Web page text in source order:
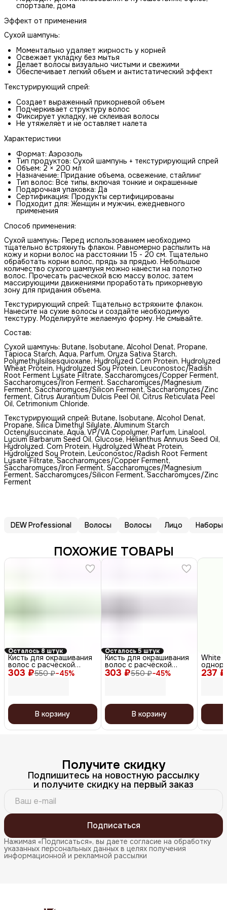
спортзале, дома
Эффект от применения
Сухой шампунь:
Моментально удаляет жирность у корней
Освежает укладку без мытья
Делает волосы визуально чистыми и свежими
Обеспечивает легкий объем и антистатический эффект
Текстурирующий спрей:
Создает выраженный прикорневой объем
Подчеркивает структуру волос
Фиксирует укладку, не склеивая волосы
Не утяжеляет и не оставляет налета
Характеристики
Формат: Аэрозоль
Тип продуктов: Сухой шампунь + текстурирующий спрей
Объем: 2 × 200 мл
Назначение: Придание объема, освежение, стайлинг
Тип волос: Все типы, включая тонкие и окрашенные
Подарочная упаковка: Да
Сертификация: Продукты сертифицированы
Подходит для: Женщин и мужчин, ежедневного
применения
Способ применения:
Сухой шампунь: Перед использованием необходимо
тщательно встряхнуть флакон. Равномерно распылить на
кожу и корни волос на расстоянии 15 - 20 см. Тщательно
обработать корни волос, прядь за прядью. Небольшое
количество сухого шампуня можно нанести на полотно
волос. Прочесать расческой всю массу волос, затем
массирующими движениями проработать прикорневую
зону для придания объема.
Текстурирующий спрей: Тщательно встряхните флакон.
Нанесите на сухие волосы и создайте необходимую
текстуру. Моделируйте желаемую форму. Не смывайте.
Состав:
Сухой шампунь: Butane, Isobutane, Alcohol Denat, Propane,
Tapioca Starch, Aqua, Parfum, Oryza Sativa Starch,
Polymethylsilsesquioxane, Hydrolyzed Corn Protein, Hydrolyzed
Wheat Protein, Hydrolyzed Soy Protein, Leuconostoc/Radish
Root Ferment Lysate Filtrate, Saccharomyces/Copper Ferment,
Saccharomyces/Iron Ferment. Saccharomyces/Magnesium
Ferment, Saccharomyces/Silicon Ferment, Saccharomyces/Zinc
ferment, Citrus Aurantium Dulcis Peel Oil, Citrus Reticulata Peel
Oil, Cetrimonium Chloride.
Текстурирующий спрей: Butane, Isobutane, Alcohol Denat,
Propane, Silica Dimethyl Silylate, Aluminum Starch
Octenylsuccinate, Aqua, VP/VA Copolymer, Parfum, Linalool,
Lycium Barbarum Seed Oil, Glucose, Helianthus Annuus Seed Oil,
Hydrolyzed. Corn Protein, Hydrolyzed Wheat Protein,
Hydrolyzed Soy Protein, Leuconostoc/Radish Root Ferment
Lysate Filtrate, Saccharomyces/Copper Ferment,
Saccharomyces/Iron Ferment, Saccharomyces/Magnesium
Ferment, Saccharomyces/Silicon Ferment, Saccharomyces/Zinc
Ferment
DEW Professional Волосы Волосы Лицо Наборы
ПОХОЖИЕ ТОВАРЫ
Осталось 8 штук
303 ₽550 ₽−45%
Кисть для окрашивания
волос с расчёской
JPP049-1, зеленый
В корзину
Осталось 5 штук
303 ₽550 ₽−45%
Кисть для окрашивания
волос с расчёской
JPP049M-1, серый
В корзину
237 ₽
White
Получите скидку
Подпишитесь на новостную рассылку
и получите скидку на первый заказ
Подписаться
Нажимая «Подписаться», вы даете согласие на обработку
указанных персональных данных в целях получения
информационной и рекламной рассылки